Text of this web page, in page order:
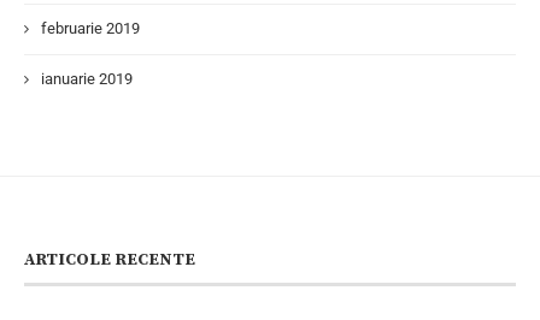
februarie 2019
ianuarie 2019
ARTICOLE RECENTE